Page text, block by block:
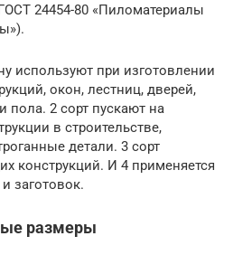
24454-80 «Пиломатериалы
используют при изготовлении
окон, лестниц, дверей,
пола. 2 сорт пускают на
в строительстве,
детали. 3 сорт
конструкций. И 4 применяется
заготовок.
размеры